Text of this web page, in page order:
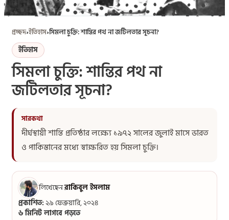
প্রচ্ছদ›ইতিহাস›সিমলা চুক্তি: শান্তির পথ না জটিলতার সূচনা?
ইতিহাস
সিমলা চুক্তি: শান্তির পথ না
জটিলতার সূচনা?
দীর্ঘস্থায়ী শান্তি প্রতিষ্ঠার লক্ষ্যে ১৯৭২ সালের জুলাই মাসে ভারত
ও পাকিস্তানের মধ্যে স্বাক্ষরিত হয় সিমলা চুক্তি।
লিখেছেনরাকিবুল ইসলাম
প্রকাশিত:২৯ ফেব্রুয়ারি, ২০২৪
৬ মিনিট লাগবে পড়তে